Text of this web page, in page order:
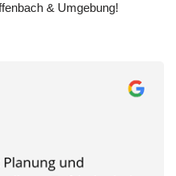
& Umgebung!